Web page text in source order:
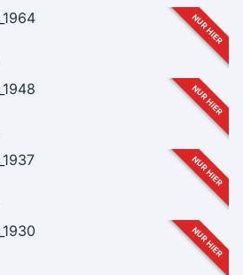
NUR HIER
NUR HIER
NUR HIER
NUR HIER